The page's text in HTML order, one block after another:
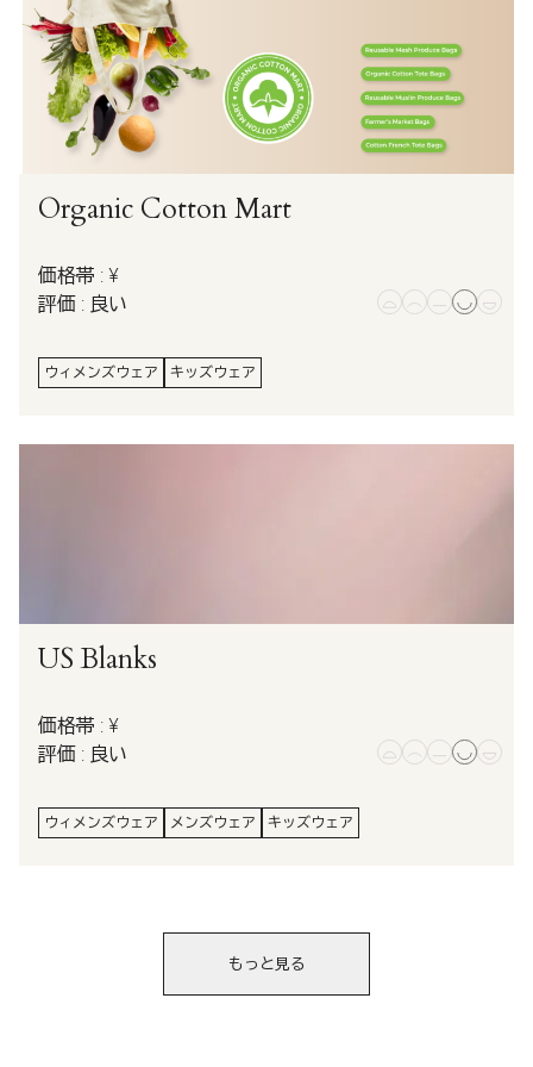
Organic Cotton Mart
価格帯 : ¥
評価 : 良い
ウィメンズウェア キッズウェア
US Blanks
価格帯 : ¥
評価 : 良い
ウィメンズウェア メンズウェア キッズウェア
もっと見る